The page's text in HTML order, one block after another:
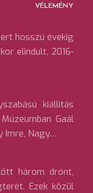
VÉLEMÉNY
hosszú évekig
elindult, 2016-
kiállítás
Gaál
Imre, Nagy…
három drónt,
Ezek közül